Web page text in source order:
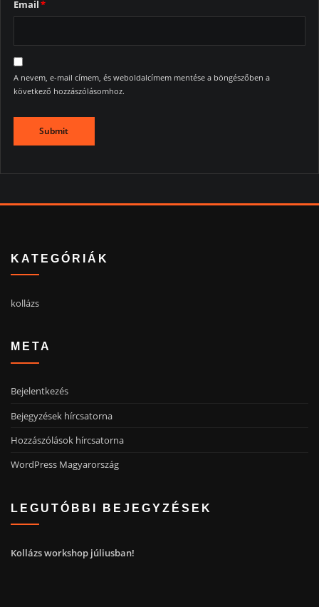
Email*
A nevem, e-mail címem, és weboldalcímem mentése a böngészőben a
következő hozzászólásomhoz.
KATEGÓRIÁK
kollázs
META
Bejelentkezés
Bejegyzések hírcsatorna
Hozzászólások hírcsatorna
WordPress Magyarország
LEGUTÓBBI BEJEGYZÉSEK
Kollázs workshop júliusban!